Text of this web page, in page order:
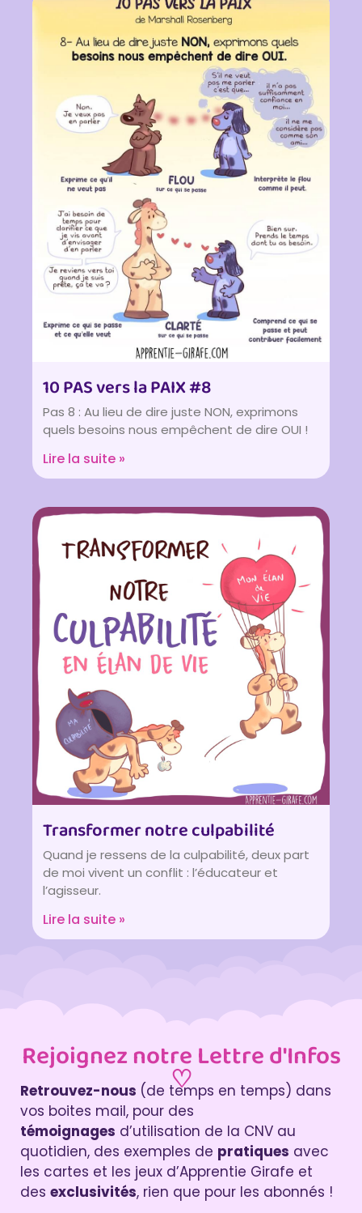
10 PAS vers la PAIX #8
Pas 8 : Au lieu de dire juste NON, exprimons
quels besoins nous empêchent de dire OUI !
Lire la suite »
Transformer notre culpabilité
Quand je ressens de la culpabilité, deux part
de moi vivent un conflit : l’éducateur et
l’agisseur.
Lire la suite »
Rejoignez notre Lettre d'Infos
♡
Retrouvez-nous (de temps en temps) dans
vos boites mail, pour des
témoignages d’utilisation de la CNV au
quotidien, des exemples de pratiques avec
les cartes et les jeux d’Apprentie Girafe et
des exclusivités, rien que pour les abonnés !